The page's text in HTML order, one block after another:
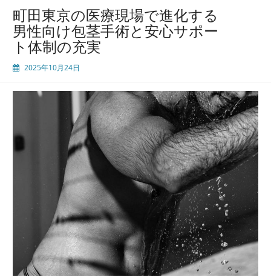
町田東京の医療現場で進化する
男性向け包茎手術と安心サポー
ト体制の充実
2025年10月24日